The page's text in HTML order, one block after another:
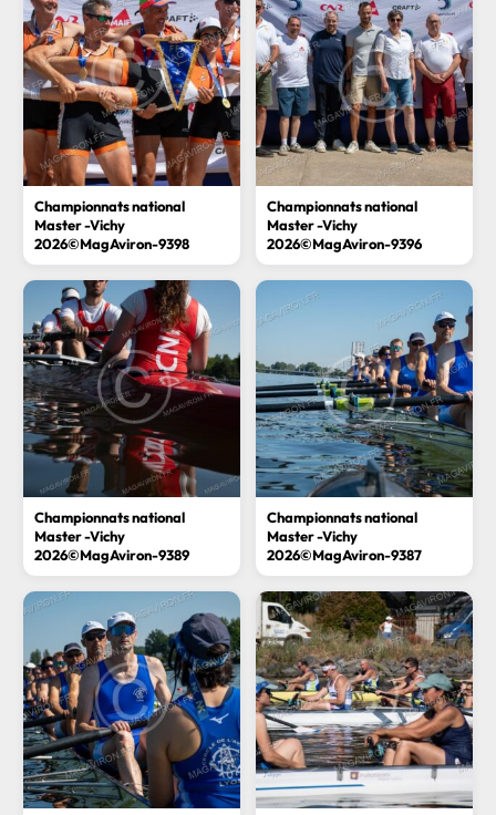
Championnats national
Master -Vichy
2026©MagAviron-9398
Championnats national
Master -Vichy
2026©MagAviron-9396
Championnats national
Master -Vichy
2026©MagAviron-9389
Championnats national
Master -Vichy
2026©MagAviron-9387